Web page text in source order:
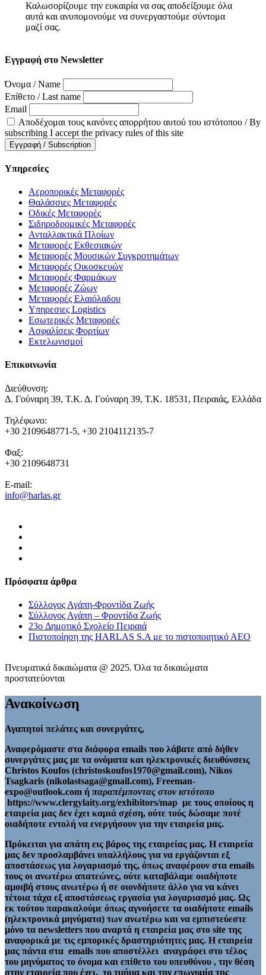
Καλωσορίζουμε την ευκαιρία να σας αποδείξουμε όλα
αυτά και ανυπομονούμε να συνεργαστούμε σύντομα
μαζί σας.
Εγγραφή στο Newsletter
Όνομα / Name
Επίθετο / Last name
Email
Αποδέχομαι τους κανόνες απορρήτου αυτού του ιστότοπου / By
subscribing I accept the privacy rules of this site
Υπηρεσίες
Αεροπορικές Μεταφορές
Θαλάσσιες Μεταφορές
Οδικές Μεταφορές
Σιδηροδρομικές Μεταφορές
Ανταλλακτικά Πλοίων
Μεταφορές Εκθεσιακών
Μεταφορές Μουσικών Συγκροτημάτων
Μεταφορές Οικοσκευών
Μεταφορές Φαρμάκων
Μεταφορές Ζώων
Μεταφορές Ελαιόλαδου
Υπηρεσιες Logistics
Εσωτερικές Μεταφορές
Ασφαλίσεις Φορτίων
Εκτελωνισμοί
Επικοινωνία
Διεύθυνση:
Δ. Γούναρη 39, Τ.Κ. Δ. Γούναρη 39, Τ.Κ. 18531, Πειραιάς, Ελλάδα
Τηλέφωνο:
+30 2109648771-5, +30 2104112135-7
Φαξ:
+30 2109648731
E-mail:
info@harlas.gr
Πρόσφατα άρθρα
Σύλλογος Αγάπη-Φροντίδα Ζωής
Σύλλογος Αγάπη – Φροντίδα Ζωής
23o Δημοτικό Σχολείο Πειραιά
Πιστοποίηση της HARLAS S.A με το πιστοποιητικό ΑΕΟ
Πνευματικά δικαιώματα @ 2025. Όλα τα δικαιώματα
προστατεύονται
Ανακοίνωση
Αγαπητοί πελάτες και συνεργάτες,
Αναφερόμαστε στα διάφορα emails που λάβατε από δήθεν
συνεργάτες μας με τα ονόματα και ηλεκτρονικές διευθύνσεις
Christos Koufos (christoskoufos1970@gmail.com), Nikos
Tsagkaris (nikolastsaga@gmail.com), Freeman-
expo@outlook.com ή παραπέμποντας στον ιστότοπο
https://www.clergylaity.org/exhibitors/map με τους οποίους η
εταιρεία μας δεν έχει καμιά σχέση, ούτε τούς δώσαμε ποτέ
οιαδήποτε εντολή να ενεργήσουν για την εταιρεία μας.
Πρόκειται για απάτη εις βάρος της εταιρείας μας. Η εταιρεία
μας δεν προσλαμβάνει υπαλλήλους για να εργάζονται εξ
αποστάσεως για λογαριασμό της, όπως αναφέρουν στα emails
τους οι ανωτέρω απατεώνες, ούτε καταβάλαμε οιαδήποτε
αμοιβή στους ανωτέρω ή σε οιονδήποτε άλλο για να κάνει
τέτοια τάχα εξ αποστάσεως εργασία για λογαριασμό μας. Ως
εκ τούτου παρακαλούμε όπως αγνοήσετε τα οιαδήποτε emails
(ηλεκτρονικά μηνύματα) των ανωτέρω και να εμπιστεύεστε
μόνο τα newsletters που αναρτά η εταιρεία μας στο site της
αναφορικά με τις εμπορικές δραστηριότητες μας. Η εταιρεία
μας πάντα στα emails που αποστέλλει αναγράφει στο τέλος
του μηνύματος το όνομα και επίθετο του υπευθύνου , την θέση
στην εταιρεία που έχει, το τμήμα και την επωνυμία της